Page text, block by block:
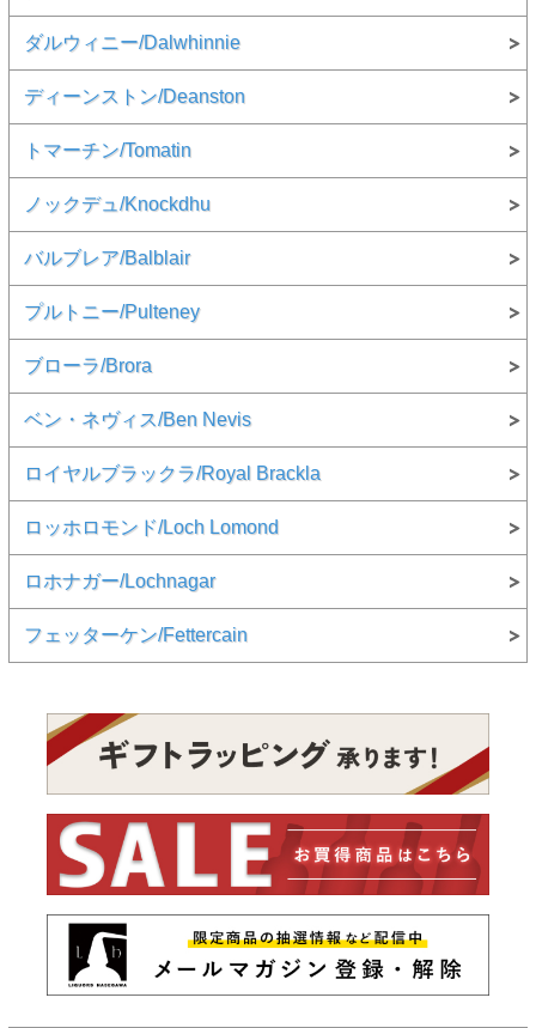
ダルウィニー/Dalwhinnie
ディーンストン/Deanston
トマーチン/Tomatin
ノックデュ/Knockdhu
バルブレア/Balblair
プルトニー/Pulteney
ブローラ/Brora
ベン・ネヴィス/Ben Nevis
ロイヤルブラックラ/Royal Brackla
ロッホロモンド/Loch Lomond
ロホナガー/Lochnagar
フェッターケン/Fettercain